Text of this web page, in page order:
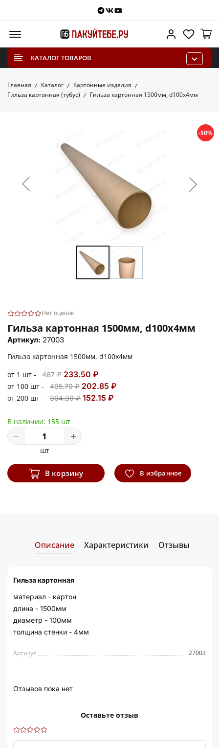
Telegram
VKontakte
Youtube
Личный
КАТАЛОГ ТОВАРОВ
Главная Каталог
Картонные изделия
Гильза картонная (тубус)
Гильза картонная 1500мм, d100x4мм
-50%
Нет оценок
Гильза картонная 1500мм, d100x4мм
Артикул: 27003
Гильза картонная 1500мм, d100x4мм
от 1 шт -
467 ₽ 233.50 ₽
от 100 шт - 405.70 ₽ 202.85 ₽
от 200 шт - 304.30 ₽ 152.15 ₽
В наличии: 155 шт
шт
В корзину В избранное
Описание Характеристики Отзывы
Гильза картонная
материал - картон
длина - 1500мм
диаметр - 100мм
толщина стенки - 4мм
Артикул 27003
Отзывов пока нет
Оставьте отзыв